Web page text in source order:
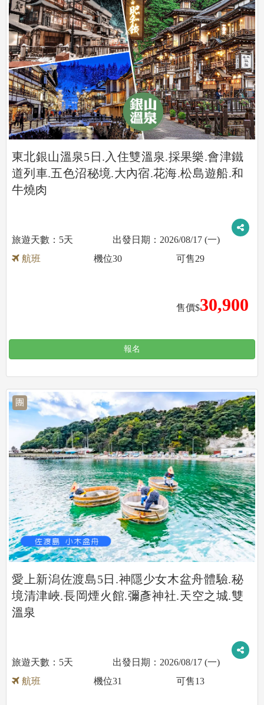
東北銀山溫泉5日.入住雙溫泉.採果樂.會津鐵
道列車.五色沼秘境.大內宿.花海.松島遊船.和
牛燒肉
5天
2026/08/17 (一)
航班
售價$30,900
機位30 可售29
報名
團
愛上新潟佐渡島5日.神隱少女木盆舟體驗.秘
境清津峽.長岡煙火館.彌彥神社.天空之城.雙
溫泉
5天
2026/08/17 (一)
航班
機位31 可售13